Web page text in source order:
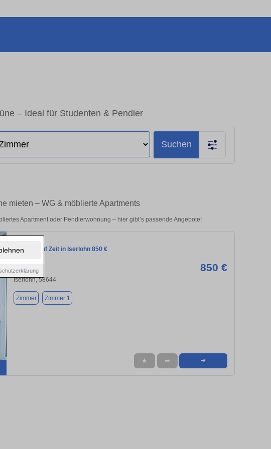
– Ideal für Studenten & Pendler
Suchen
mieten – WG & möblierte Apartments
Apartment oder Pendlerwohnung – hier gibt’s passende Angebote!
Wohnen auf Zeit in Iserlohn 850 €
850 €
Iserlohn, 58644
Zimmer Zimmer 1
★ ➦ ➜